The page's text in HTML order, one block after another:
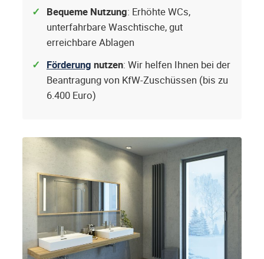
Bequeme Nutzung: Erhöhte WCs,
unterfahrbare Waschtische, gut
erreichbare Ablagen
Förderung nutzen: Wir helfen Ihnen bei der
Beantragung von KfW-Zuschüssen (bis zu
6.400 Euro)